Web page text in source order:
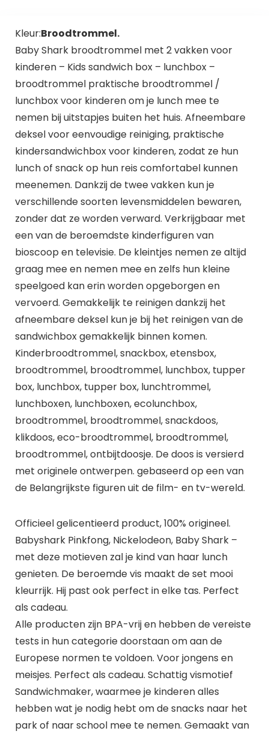
Kleur:Broodtrommel.
Baby Shark broodtrommel met 2 vakken voor
kinderen – Kids sandwich box – lunchbox –
broodtrommel praktische broodtrommel /
lunchbox voor kinderen om je lunch mee te
nemen bij uitstapjes buiten het huis. Afneembare
deksel voor eenvoudige reiniging, praktische
kindersandwichbox voor kinderen, zodat ze hun
lunch of snack op hun reis comfortabel kunnen
meenemen. Dankzij de twee vakken kun je
verschillende soorten levensmiddelen bewaren,
zonder dat ze worden verward. Verkrijgbaar met
een van de beroemdste kinderfiguren van
bioscoop en televisie. De kleintjes nemen ze altijd
graag mee en nemen mee en zelfs hun kleine
speelgoed kan erin worden opgeborgen en
vervoerd. Gemakkelijk te reinigen dankzij het
afneembare deksel kun je bij het reinigen van de
sandwichbox gemakkelijk binnen komen.
Kinderbroodtrommel, snackbox, etensbox,
broodtrommel, broodtrommel, lunchbox, tupper
box, lunchbox, tupper box, lunchtrommel,
lunchboxen, lunchboxen, ecolunchbox,
broodtrommel, broodtrommel, snackdoos,
klikdoos, eco-broodtrommel, broodtrommel,
broodtrommel, ontbijtdoosje. De doos is versierd
met originele ontwerpen. gebaseerd op een van
de Belangrijkste figuren uit de film- en tv-wereld.
Officieel gelicentieerd product, 100% origineel.
Babyshark Pinkfong, Nickelodeon, Baby Shark –
met deze motieven zal je kind van haar lunch
genieten. De beroemde vis maakt de set mooi
kleurrijk. Hij past ook perfect in elke tas. Perfect
als cadeau.
Alle producten zijn BPA-vrij en hebben de vereiste
tests in hun categorie doorstaan om aan de
Europese normen te voldoen. Voor jongens en
meisjes. Perfect als cadeau. Schattig vismotief
Sandwichmaker, waarmee je kinderen alles
hebben wat je nodig hebt om de snacks naar het
park of naar school mee te nemen. Gemaakt van